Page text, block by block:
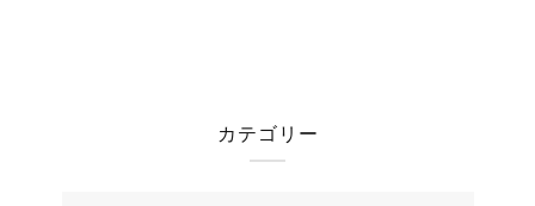
カテゴリー